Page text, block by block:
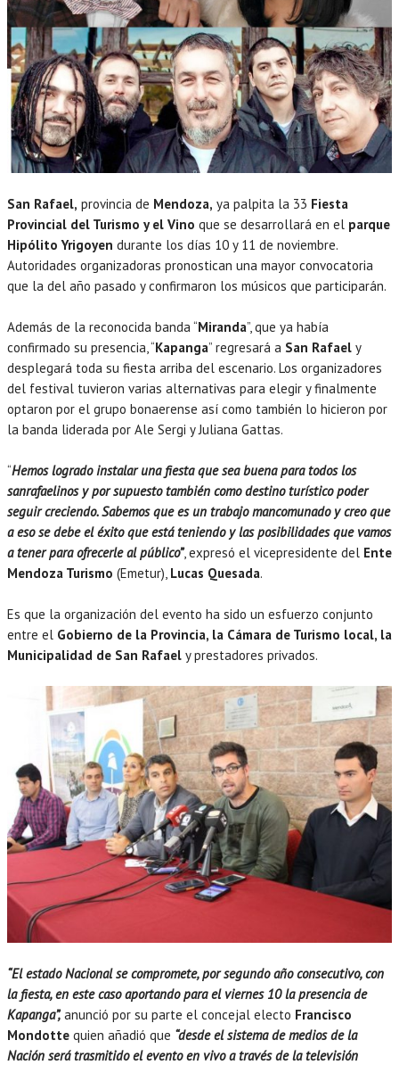
San Rafael, provincia de Mendoza, ya palpita la 33 Fiesta
Provincial del Turismo y el Vino que se desarrollará en el parque
Hipólito Yrigoyen durante los días 10 y 11 de noviembre.
Autoridades organizadoras pronostican una mayor convocatoria
que la del año pasado y confirmaron los músicos que participarán.
Además de la reconocida banda “Miranda”, que ya había
confirmado su presencia, “Kapanga” regresará a San Rafael y
desplegará toda su fiesta arriba del escenario. Los organizadores
del festival tuvieron varias alternativas para elegir y finalmente
optaron por el grupo bonaerense así como también lo hicieron por
la banda liderada por Ale Sergi y Juliana Gattas.
“Hemos logrado instalar una fiesta que sea buena para todos los
sanrafaelinos y por supuesto también como destino turístico poder
seguir creciendo. Sabemos que es un trabajo mancomunado y creo que
a eso se debe el éxito que está teniendo y las posibilidades que vamos
a tener para ofrecerle al público”, expresó el vicepresidente del Ente
Mendoza Turismo (Emetur), Lucas Quesada.
Es que la organización del evento ha sido un esfuerzo conjunto
entre el Gobierno de la Provincia, la Cámara de Turismo local, la
Municipalidad de San Rafael y prestadores privados.
“El estado Nacional se compromete, por segundo año consecutivo, con
la fiesta, en este caso aportando para el viernes 10 la presencia de
Kapanga”, anunció por su parte el concejal electo Francisco
Mondotte quien añadió que “desde el sistema de medios de la
Nación será trasmitido el evento en vivo a través de la televisión